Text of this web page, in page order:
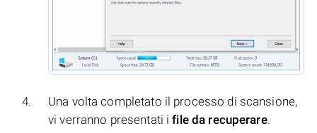
Una volta completato il processo di scansione,
vi verranno presentati ifile da recuperare.